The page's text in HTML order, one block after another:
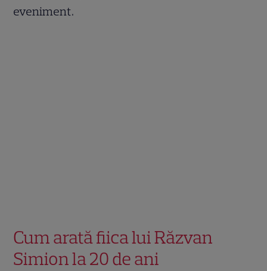
eveniment.
Cum arată fiica lui Răzvan
Simion la 20 de ani